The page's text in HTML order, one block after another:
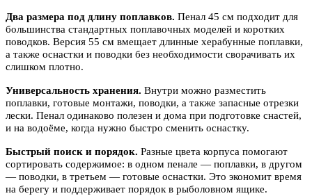
Два размера под длину поплавков. Пенал 45 см подходит для
большинства стандартных поплавочных моделей и коротких
поводков. Версия 55 см вмещает длинные херабунные поплавки,
а также оснастки и поводки без необходимости сворачивать их
слишком плотно.
Универсальность хранения. Внутри можно разместить
поплавки, готовые монтажи, поводки, а также запасные отрезки
лески. Пенал одинаково полезен и дома при подготовке снастей,
и на водоёме, когда нужно быстро сменить оснастку.
Быстрый поиск и порядок. Разные цвета корпуса помогают
сортировать содержимое: в одном пенале — поплавки, в другом
— поводки, в третьем — готовые оснастки. Это экономит время
на берегу и поддерживает порядок в рыболовном ящике.